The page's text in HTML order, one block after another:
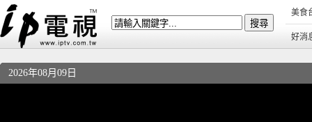
美食
好消
2026年08月09日